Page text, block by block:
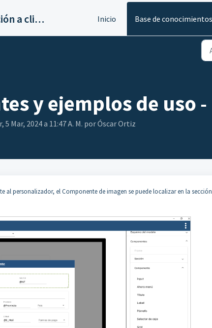
Servicios de implantación a clientes de Ahora Inicio Base de conocimientos
y ejemplos de uso
Mar, 2024 a 11:47 A. M. por Óscar Ortiz
al personalizador, el Componente de imagen se puede localizar en la